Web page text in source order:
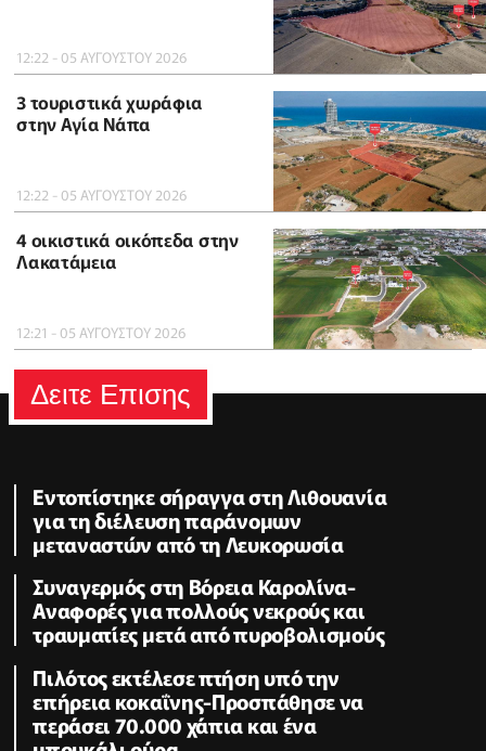
12:22 - 05 ΑΥΓΟΥΣΤΟΥ 2026
3 τουριστικά χωράφια
στην Αγία Νάπα
12:22 - 05 ΑΥΓΟΥΣΤΟΥ 2026
4 οικιστικά οικόπεδα στην
Λακατάμεια
12:21 - 05 ΑΥΓΟΥΣΤΟΥ 2026
Δειτε Επισης
Εντοπίστηκε σήραγγα στη Λιθουανία
για τη διέλευση παράνομων
μεταναστών από τη Λευκορωσία
Συναγερμός στη Βόρεια Καρολίνα-
Αναφορές για πολλούς νεκρούς και
τραυματίες μετά από πυροβολισμούς
Πιλότος εκτέλεσε πτήση υπό την
επήρεια κοκαΐνης-Προσπάθησε να
περάσει 70.000 χάπια και ένα